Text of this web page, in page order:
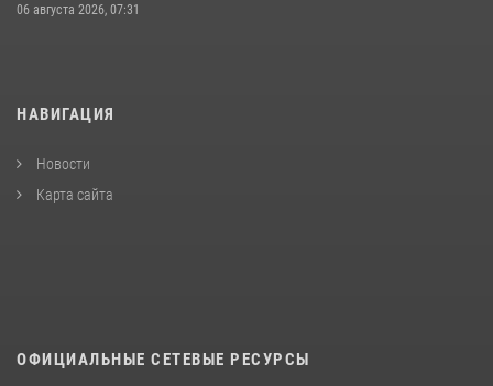
06 августа 2026, 07:31
НАВИГАЦИЯ
Новости
Карта сайта
ОФИЦИАЛЬНЫЕ СЕТЕВЫЕ РЕСУРСЫ